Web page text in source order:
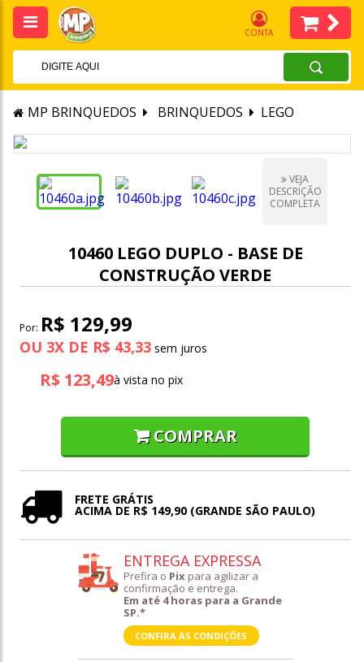
CONTA
MP BRINQUEDOS BRINQUEDOS LEGO
VEJA
DESCRIÇÃO
COMPLETA
10460 LEGO DUPLO - BASE DE
CONSTRUÇÃO VERDE
Por: R$ 129,99
OU 3X DE R$ 43,33
R$ 123,49à vista no pix
COMPRAR
FRETE GRÁTIS
ACIMA DE R$ 149,90 (GRANDE SÃO PAULO)
ENTREGA EXPRESSA
Prefira o Pix para agilizar a
confirmação e entrega.
Em até 4 horas para a Grande
SP.*
CONFIRA AS CONDIÇÕES